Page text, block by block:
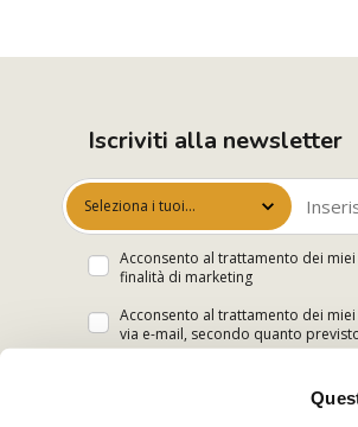
Iscriviti alla newsletter
Seleziona i tuoi
interessi
Acconsento al trattamento dei
finalità di marketing
Acconsento al trattamento dei
via e-mail, secondo quanto